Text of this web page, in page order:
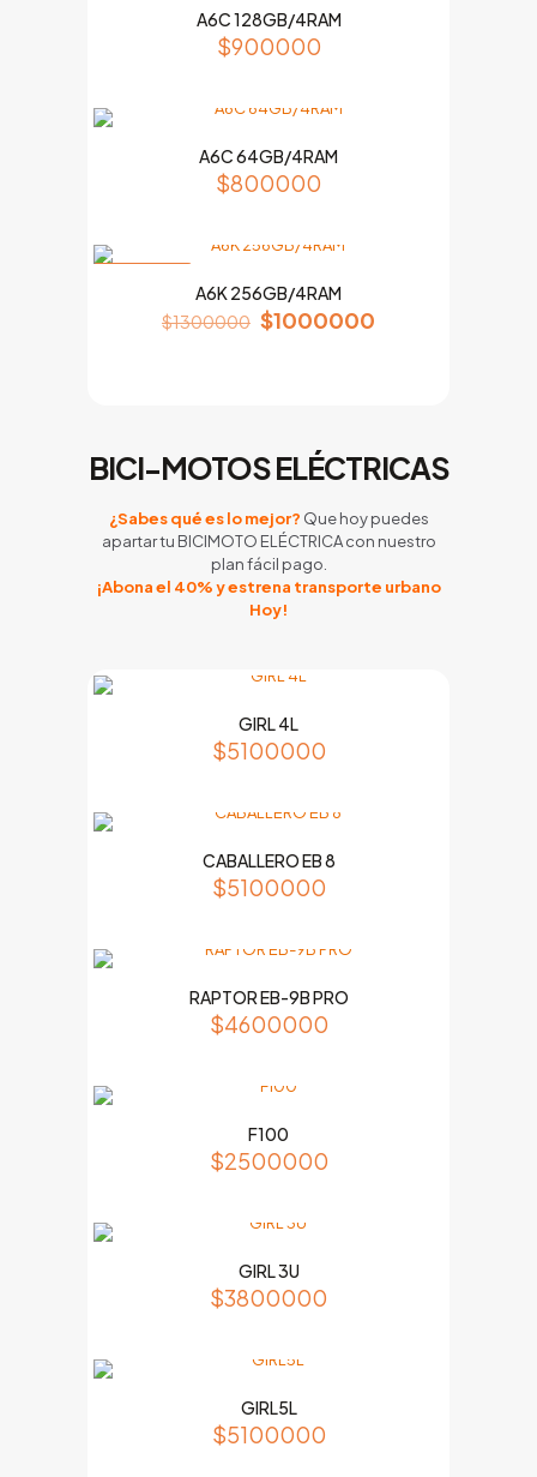
A6C 128GB/4RAM
$900000
A6C 64GB/4RAM
$800000
A6K 256GB/4RAM
$1300000 $1000000
BICI-MOTOS ELÉCTRICAS
¿Sabes qué es lo mejor? Que hoy puedes
apartar tu BICIMOTO ELÉCTRICA con nuestro
plan fácil pago.
¡Abona el 40% y estrena transporte urbano
Hoy!
GIRL 4L
$5100000
CABALLERO EB 8
$5100000
RAPTOR EB-9B PRO
$4600000
F100
$2500000
GIRL 3U
$3800000
GIRL5L
$5100000